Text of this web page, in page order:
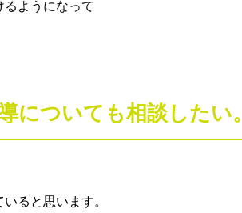
ようになって
についても相談したい。
ると思います。